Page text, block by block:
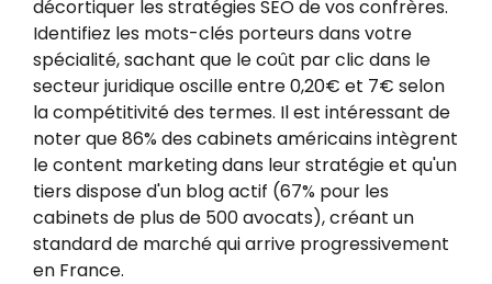
décortiquer les stratégies SEO de vos confrères.
Identifiez les mots-clés porteurs dans votre
spécialité, sachant que le coût par clic dans le
secteur juridique oscille entre 0,20€ et 7€ selon
la compétitivité des termes. Il est intéressant de
noter que 86% des cabinets américains intègrent
le content marketing dans leur stratégie et qu'un
tiers dispose d'un blog actif (67% pour les
cabinets de plus de 500 avocats), créant un
standard de marché qui arrive progressivement
en France.